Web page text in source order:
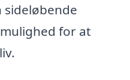
sideløbende
for at